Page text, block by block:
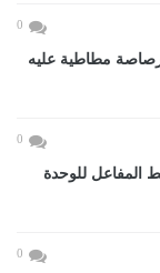
0
رصاصة مطاطية عليه
0
المفاعل للوحدة
0